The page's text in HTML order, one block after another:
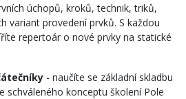
úchopů, kroků, technik, triků,
variant provedení prvků. S každou
repertoár o nové prvky na statické
- naučíte se základní skladbu
schváleného konceptu školení Pole